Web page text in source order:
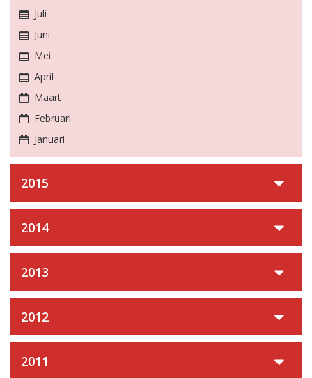
Juli
Juni
Mei
April
Maart
Februari
Januari
2015
2014
2013
2012
2011